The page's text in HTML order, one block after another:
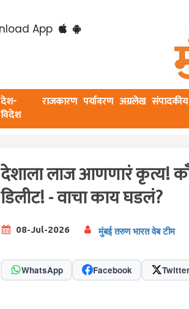
App
देश-
विदेश
राजकारण पर्यावरण अग्रलेख संपादकीय
देशाला लाज आणणारं कृत्य!
डिलीट! - वाचा काय घडलं?
08-Jul-2026 मुंबई तरुण भारत वेब टीम
WhatsApp Facebook Twitter